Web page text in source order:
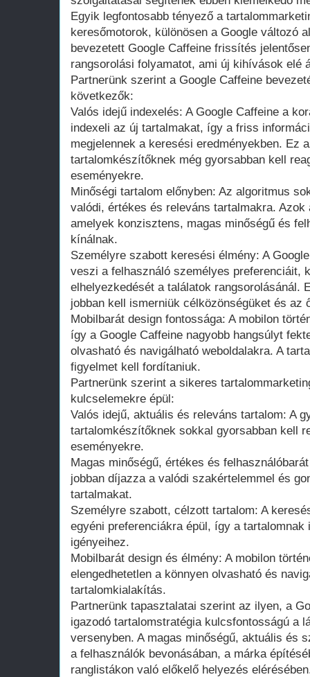
Egyik legfontosabb tényező a
keresőmotorok, különösen a Google változó
bevezetett Google Caffeine frissítés
rangsorolási folyamatot, ami új kihívások elé
Partnerünk szerint a Google Caffeine
következők:
Valós idejű indexelés: A Google Caffeine a
indexeli az új tartalmakat, így a friss
megjelennek a keresési eredményekben. Ez
tartalomkészítőknek még gyorsabban kell
eseményekre.
Minőségi tartalom előnyben: Az algoritmus
valódi, értékes és releváns tartalmakra.
amelyek konzisztens, magas minőségű és
kínálnak.
Személyre szabott keresési élmény: A
veszi a felhasználó személyes preferenciáit,
elhelyezkedését a találatok rangsorolásánál.
jobban kell ismerniük célközönségüket és az
Mobilbarát design fontossága: A mobilon
így a Google Caffeine nagyobb hangsúlyt
olvasható és navigálható weboldalakra. A
figyelmet kell fordítaniuk.
Partnerünk szerint a sikeres
kulcselemekre épül:
Valós idejű, aktuális és releváns tartalom: A
tartalomkészítőknek sokkal gyorsabban kell
eseményekre.
Magas minőségű, értékes és
jobban díjazza a valódi szakértelemmel és
tartalmakat.
Személyre szabott, célzott tartalom: A
egyéni preferenciákra épül, így a
igényeihez.
Mobilbarát design és élmény: A mobilon
elengedhetetlen a könnyen olvasható és
tartalomkialakítás.
Partnerünk tapasztalatai szerint az ilyen, a
igazodó tartalomstratégia kulcsfontosságú a
versenyben. A magas minőségű, aktuális és
a felhasználók bevonásában, a márka
ranglistákon való előkelő helyezés